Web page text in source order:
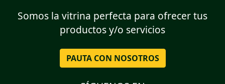
Somos la vitrina perfecta para ofrecer tus
productos y/o servicios
PAUTA CON NOSOTROS